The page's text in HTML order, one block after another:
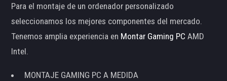
Para el montaje de un ordenador personalizado
seleccionamos los mejores componentes del mercado.
Tenemos amplia experiencia en Montar Gaming PC AMD
Intel.
MONTAJE GAMING PC A MEDIDA